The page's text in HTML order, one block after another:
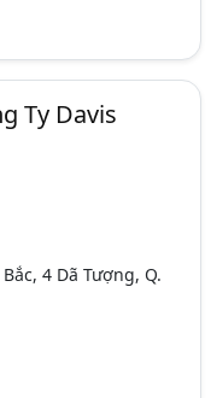
Ty Davis
4 Dã Tượng, Q.